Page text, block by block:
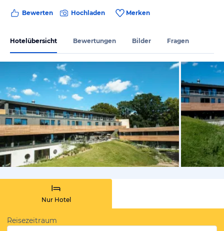
Bewerten Hochladen Merken
Hotelübersicht Bewertungen Bilder Fragen
vom
Nur Hotel
Reisezeitraum